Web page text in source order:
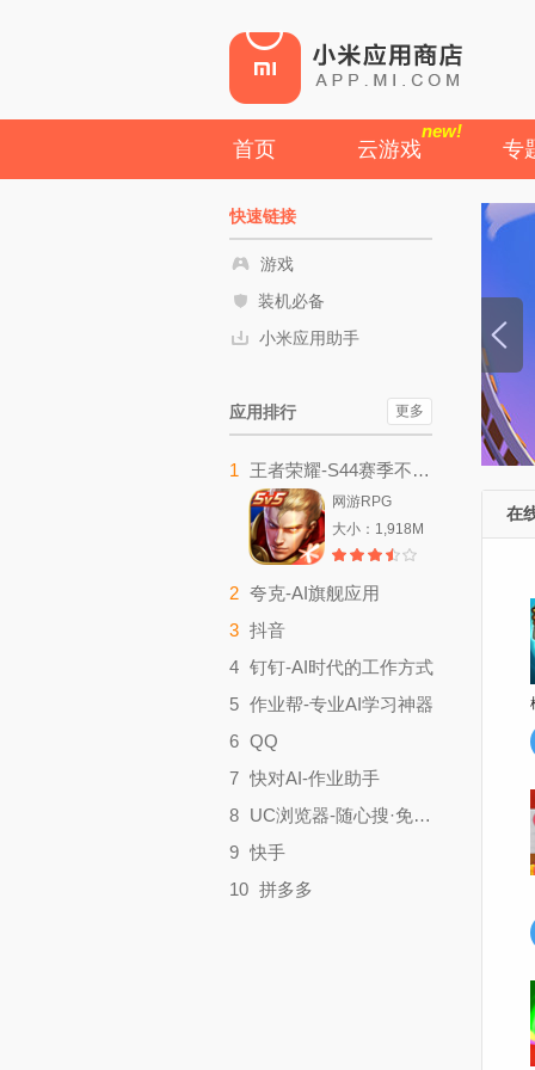
首页 云游戏
new!
专
在
快速链接
游戏
装机必备
小米应用助手
更多
应用排行
1 王者荣耀-S44赛季不拘命格
网游RPG
大小：1,918M
2 夸克-AI旗舰应用
3 抖音
影音视听
4 钉钉-AI时代的工作方式
效率办公
5 作业帮-专业AI学习神器
6 QQ
聊天社交
7 快对AI-作业助手
实用工具
8 UC浏览器-随心搜·免费看
9 快手
10 拼多多